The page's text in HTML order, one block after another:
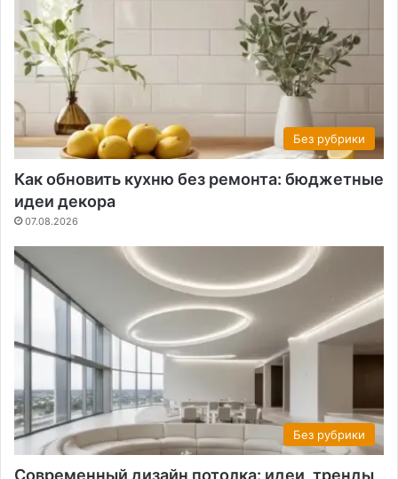
Без рубрики
Как обновить кухню без ремонта: бюджетные
идеи декора
07.08.2026
Без рубрики
Современный дизайн потолка: идеи, тренды